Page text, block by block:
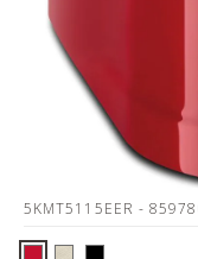
5KMT5115EER -